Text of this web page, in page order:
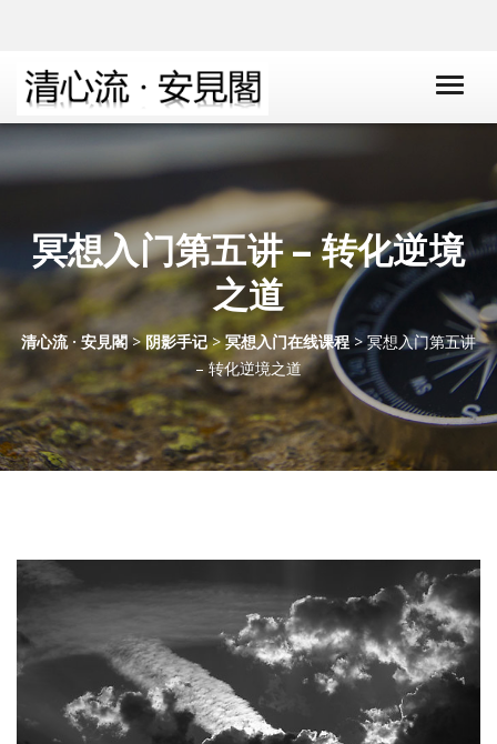
冥想入门第五讲 – 转化逆境
之道
清心流 · 安見閣>阴影手记>冥想入门在线课程> 冥想入门第五讲
– 转化逆境之道